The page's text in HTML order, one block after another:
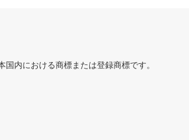
内における商標または登録商標です。